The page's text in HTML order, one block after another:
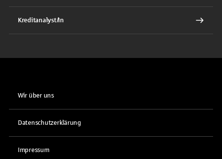
Kreditanalyst/In
Wir über uns
Datenschutzerklärung
Impressum